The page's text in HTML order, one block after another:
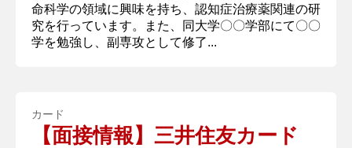
命科学の領域に興味を持ち、認知症治療薬関連の研
究を行っています。また、同大学〇〇学部にて〇〇
学を勉強し、副専攻として修了...
カード
【面接情報】三井住友カード